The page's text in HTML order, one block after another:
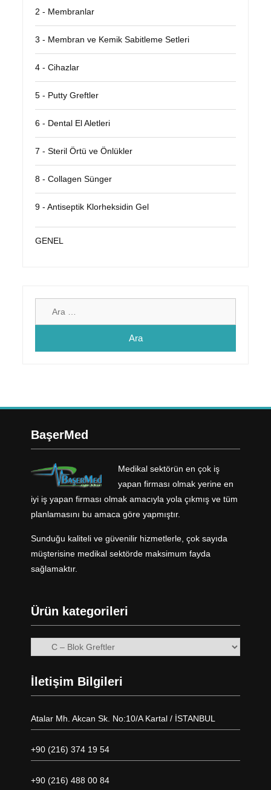
2 - Membranlar
3 - Membran ve Kemik Sabitleme Setleri
4 - Cihazlar
5 - Putty Greftler
6 - Dental El Aletleri
7 - Steril Örtü ve Önlükler
8 - Collagen Sünger
9 - Antiseptik Klorheksidin Gel
GENEL
BaşerMed
Medikal sektörün en çok iş
yapan firması olmak yerine en
iyi iş yapan firması olmak amacıyla yola çıkmış ve tüm
planlamasını bu amaca göre yapmıştır.
Sunduğu kaliteli ve güvenilir hizmetlerle, çok sayıda
müşterisine medikal sektörde maksimum fayda
sağlamaktır.
Ürün kategorileri
İletişim Bilgileri
Atalar Mh. Akcan Sk. No:10/A Kartal / İSTANBUL
+90 (216) 374 19 54
+90 (216) 488 00 84